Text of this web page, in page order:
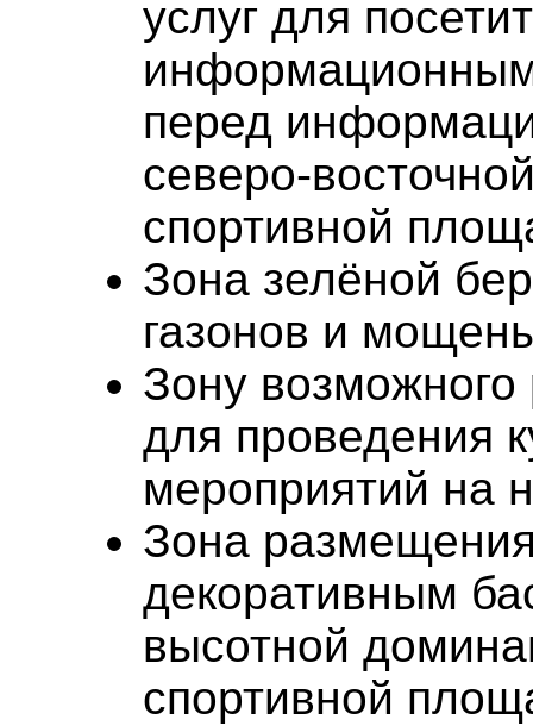
услуг для
перед
северо-
спортивной
Зона зелёной
газонов и
Зону
для проведения
мероприятий на
Зона
декоративным
высотной
спортивной